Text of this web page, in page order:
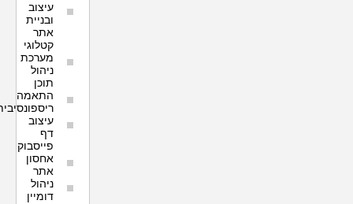
עיצוב
ובניית
אתר
קטלוגי
מערכת
ניהול
תוכן
התאמה
עיצוב
דף
פייסבוק
אחסון
אתר
ניהול
דומיין